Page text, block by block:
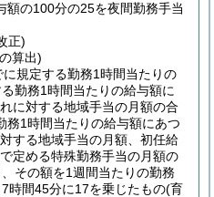
額の100分の25を夜間勤務手当
正)
算出)
に規定する勤務1時間当たりの
勤務1時間当たりの給与額に
に対する地域手当の月額の合
務1時間当たりの給与額にあつ
する地域手当の月額、初任給
定める特殊勤務手当の月額の
その額を1週間当たりの勤務
時間45分に17を乗じたもの(育